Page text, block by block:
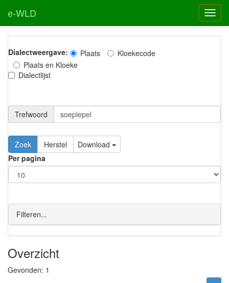
e-WLD
Dialectweergave: Plaats
Kloekecode
Plaats en Kloeke
Dialectlijst
Trefwoord
Download
Per pagina
Filteren...
Overzicht
Gevonden: 1